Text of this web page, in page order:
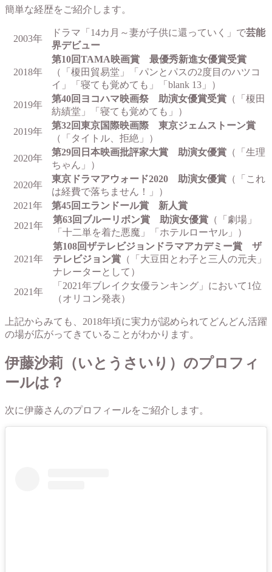
簡単な経歴をご紹介します。
2003年
ドラマ「14カ月～妻が子供に還っていく」で芸能
界デビュー
2018年
第10回TAMA映画賞 最優秀新進女優賞受賞
（「榎田貿易堂」「パンとパスの2度目のハツコ
イ」「寝ても覚めても」「blank 13」）
2019年
第40回ヨコハマ映画祭 助演女優賞受賞 （「榎田
紡績堂」「寝ても覚めても」）
2019年
第32回東京国際映画際 東京ジェムストーン賞
（「タイトル、拒絶」）
2020年
第29回日本映画批評家大賞 助演女優賞 （「生理
ちゃん」）
2020年
東京ドラマアウォード2020 助演女優賞 （「これ
は経費で落ちません！」）
2021年
第45回エランドール賞 新人賞
2021年
第63回ブルーリボン賞 助演女優賞 （「劇場」
「十二単を着た悪魔」「ホテルローヤル」）
2021年
第108回ザテレビジョンドラマアカデミー賞 ザ
テレビジョン賞 （「大豆田とわ子と三人の元夫」
ナレーターとして）
2021年
「2021年ブレイク女優ランキング」において1位
（オリコン発表）
上記からみても、2018年頃に実力が認められてどんどん活躍
の場が広がってきていることがわかります。
伊藤沙莉（いとうさいり）のプロフィ
ールは？
次に伊藤さんのプロフィールをご紹介します。